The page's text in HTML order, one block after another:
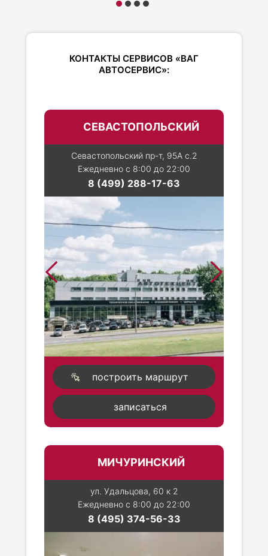
КОНТАКТЫ СЕРВИСОВ «ВАГ
АВТОСЕРВИС»:
СЕВАСТОПОЛЬСКИЙ
Севастопольский пр-т, 95А с.2
Ежедневно с 8:00 до 22:00
8 (499) 288-17-63
построить маршрут
записаться
МИЧУРИНСКИЙ
ул. Удальцова, 60 к 2
Ежедневно с 8:00 до 22:00
8 (495) 374-56-33